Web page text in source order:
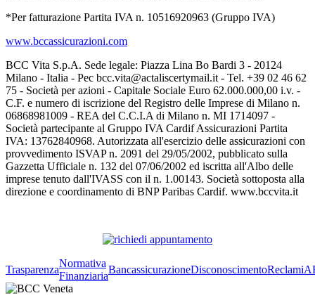
*Per fatturazione Partita IVA n. 10516920963 (Gruppo IVA)
www.bccassicurazioni.com
BCC Vita S.p.A. Sede legale: Piazza Lina Bo Bardi 3 - 20124
Milano - Italia - Pec bcc.vita@actaliscertymail.it - Tel. +39 02 46 62
75 - Società per azioni - Capitale Sociale Euro 62.000.000,00 i.v. -
C.F. e numero di iscrizione del Registro delle Imprese di Milano n.
06868981009 - REA del C.C.I.A di Milano n. MI 1714097 -
Società partecipante al Gruppo IVA Cardif Assicurazioni Partita
IVA: 13762840968. Autorizzata all'esercizio delle assicurazioni con
provvedimento ISVAP n. 2091 del 29/05/2002, pubblicato sulla
Gazzetta Ufficiale n. 132 del 07/06/2002 ed iscritta all'Albo delle
imprese tenuto dall'IVASS con il n. 1.00143. Società sottoposta alla
direzione e coordinamento di BNP Paribas Cardif. www.bccvita.it
Trasparenza
Normativa
Finanziaria
BancassicurazioneDisconoscimentoReclami